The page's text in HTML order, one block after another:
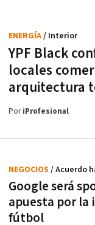
YPF Black
locales
arquitectura
ENERGÍA/ Interior
PoriProfesional
Google será
apuesta por
fútbol
NEGOCIOS / Acuerdo